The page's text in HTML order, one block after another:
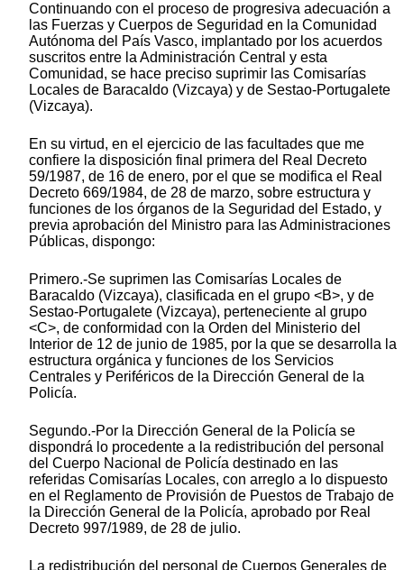
Continuando con el proceso de progresiva adecuación a
las Fuerzas y Cuerpos de Seguridad en la Comunidad
Autónoma del País Vasco, implantado por los acuerdos
suscritos entre la Administración Central y esta
Comunidad, se hace preciso suprimir las Comisarías
Locales de Baracaldo (Vizcaya) y de Sestao-Portugalete
(Vizcaya).
En su virtud, en el ejercicio de las facultades que me
confiere la disposición final primera del Real Decreto
59/1987, de 16 de enero, por el que se modifica el Real
Decreto 669/1984, de 28 de marzo, sobre estructura y
funciones de los órganos de la Seguridad del Estado, y
previa aprobación del Ministro para las Administraciones
Públicas, dispongo:
Primero.-Se suprimen las Comisarías Locales de
Baracaldo (Vizcaya), clasificada en el grupo <B>, y de
Sestao-Portugalete (Vizcaya), perteneciente al grupo
<C>, de conformidad con la Orden del Ministerio del
Interior de 12 de junio de 1985, por la que se desarrolla la
estructura orgánica y funciones de los Servicios
Centrales y Periféricos de la Dirección General de la
Policía.
Segundo.-Por la Dirección General de la Policía se
dispondrá lo procedente a la redistribución del personal
del Cuerpo Nacional de Policía destinado en las
referidas Comisarías Locales, con arreglo a lo dispuesto
en el Reglamento de Provisión de Puestos de Trabajo de
la Dirección General de la Policía, aprobado por Real
Decreto 997/1989, de 28 de julio.
La redistribución del personal de Cuerpos Generales de